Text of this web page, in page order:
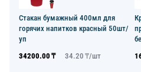
Стакан бумажный 400мл для
горячих напитков красный 50шт/
уп
34200.00 ₸ 34.20 ₸/шт